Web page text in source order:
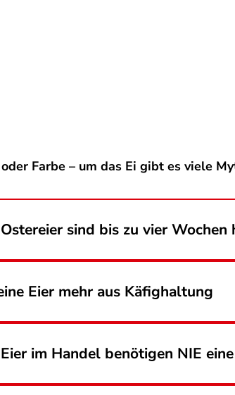
Farbe – um das Ei gibt es viele
sind bis zu vier Wochen
Eier mehr aus Käfighaltung
im Handel benötigen NIE